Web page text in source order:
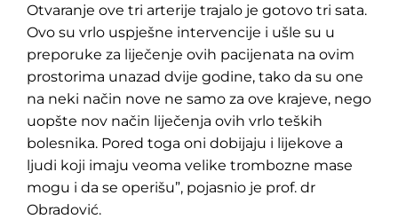
Otvaranje ove tri arterije trajalo je gotovo tri sata.
Ovo su vrlo uspješne intervencije i ušle su u
preporuke za liječenje ovih pacijenata na ovim
prostorima unazad dvije godine, tako da su one
na neki način nove ne samo za ove krajeve, nego
uopšte nov način liječenja ovih vrlo teških
bolesnika. Pored toga oni dobijaju i lijekove a
ljudi koji imaju veoma velike trombozne mase
mogu i da se operišu”, pojasnio je prof. dr
Obradović.